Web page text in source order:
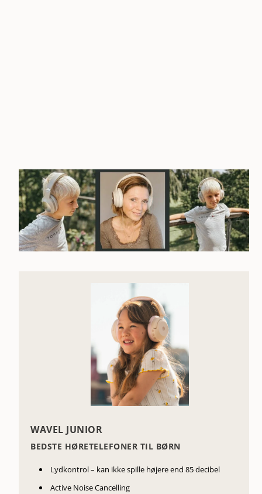
WAVEL JUNIOR
BEDSTE HØRETELEFONER TIL BØRN
Lydkontrol – kan ikke spille højere end 85 decibel
Active Noise Cancelling